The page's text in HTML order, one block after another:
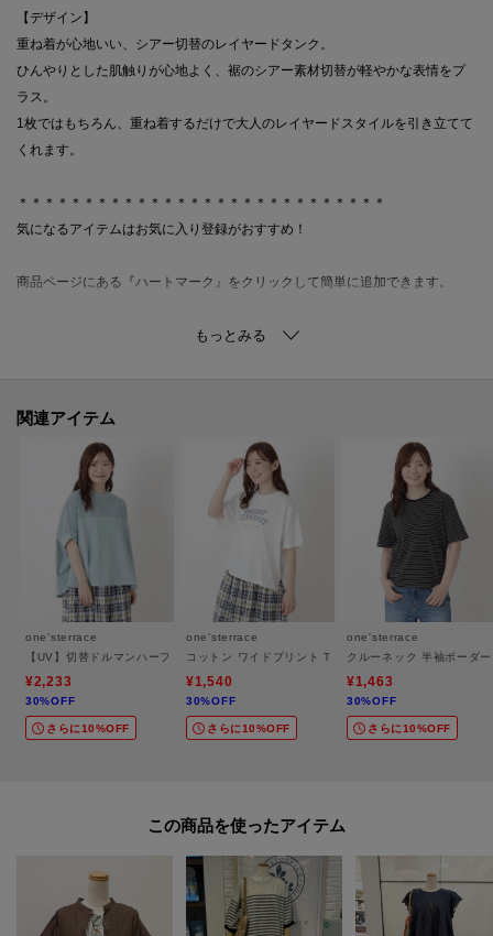
【デザイン】
重ね着が心地いい、シアー切替のレイヤードタンク。
ひんやりとした肌触りが心地よく、裾のシアー素材切替が軽やかな表情をプ
ラス。
1枚ではもちろん、重ね着するだけで大人のレイヤードスタイルを引き立てて
くれます。
＊＊＊＊＊＊＊＊＊＊＊＊＊＊＊＊＊＊＊＊＊＊＊＊＊＊＊＊
気になるアイテムはお気に入り登録がおすすめ！
商品ページにある『ハートマーク』をクリックして簡単に追加できます。
値下げ情報や在庫状況など新着情報をメルマガにてお知らせ！
※照明の関係により、実際よりも色味が違って見える場合があります。ま
た、パソコン・スマートフォンなどの環境により、若干製品と画像のカラー
が異なる場合もございます。
関連アイテム
one'sterrace
【UV】切替ドルマンハーフ袖プルオーバー
¥2,233
30%OFF
さらに10%OFF
one'sterrace
コットン ワイドプリント Tシャツ A
¥1,540
30%OFF
さらに10%OFF
one'sterrace
クルーネック 半袖ボーダ
¥1,463
30%OFF
さらに10%OFF
この商品を使った